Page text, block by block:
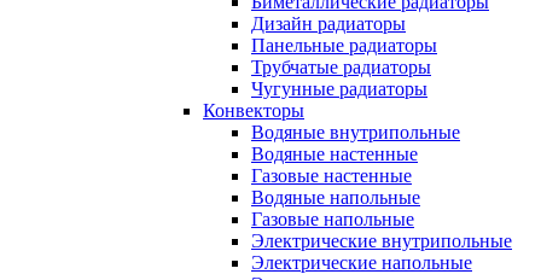
Дизайн радиаторы
Панельные радиаторы
Трубчатые радиаторы
Чугунные радиаторы
Конвекторы
Водяные внутрипольные
Водяные настенные
Газовые настенные
Водяные напольные
Газовые напольные
Электрические внутрипольные
Электрические напольные